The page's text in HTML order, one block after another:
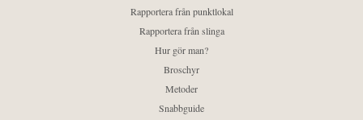
Rapportera från punktlokal
Rapportera från slinga
Hur gör man?
Broschyr
Metoder
Snabbguide